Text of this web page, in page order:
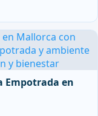
Empotrada en